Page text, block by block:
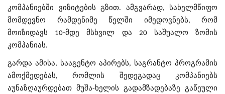
კომპანიებში ვიზიტების გზით. ამგვარად, სახელმწიფო
მომდევნო რამდენიმე წელში იმედოვნებს, რომ
მოიზიდავს 10-მდე მსხვილ და 20 საშუალო ზომის
კომპანიას.
გარდა ამისა, სააგენტო აპირებს, საგრანტო პროგრამის
ამოქმედებას, რომლის შედეგადაც კომპანიებს
აუნაზღაურდებათ მუშა-ხელის გადამზადებაზე გაწეული